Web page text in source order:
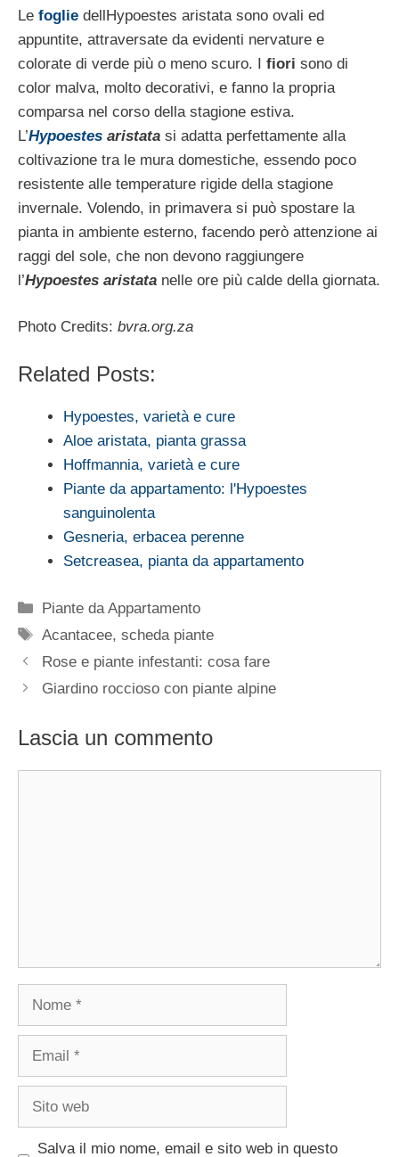
Le foglie dellHypoestes aristata sono ovali ed
appuntite, attraversate da evidenti nervature e
colorate di verde più o meno scuro. I fiori sono di
color malva, molto decorativi, e fanno la propria
comparsa nel corso della stagione estiva.
L’Hypoestes aristata si adatta perfettamente alla
coltivazione tra le mura domestiche, essendo poco
resistente alle temperature rigide della stagione
invernale. Volendo, in primavera si può spostare la
pianta in ambiente esterno, facendo però attenzione ai
raggi del sole, che non devono raggiungere
l’Hypoestes aristata nelle ore più calde della giornata.
Photo Credits: bvra.org.za
Related Posts:
Hypoestes, varietà e cure
Aloe aristata, pianta grassa
Hoffmannia, varietà e cure
Piante da appartamento: l'Hypoestes
sanguinolenta
Gesneria, erbacea perenne
Setcreasea, pianta da appartamento
Categorie
Piante da Appartamento
Tag
Acantacee,scheda piante
Rose e piante infestanti: cosa fare
Giardino roccioso con piante alpine
Lascia un commento
Salva il mio nome, email e sito web in questo